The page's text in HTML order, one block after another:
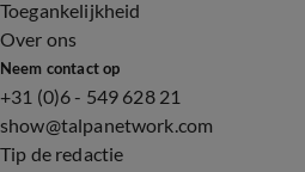
Toegankelijkheid
Over ons
Neem contact op
+31 (0)6 - 549 628 21
show@talpanetwork.com
Tip de redactie